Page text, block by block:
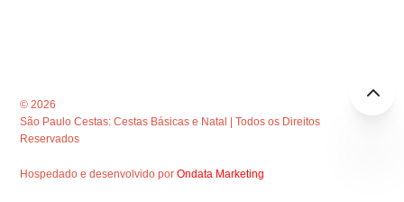
© 2026
São Paulo Cestas: Cestas Básicas e Natal | Todos os Direitos
Reservados
Hospedado e desenvolvido porOndata Marketing